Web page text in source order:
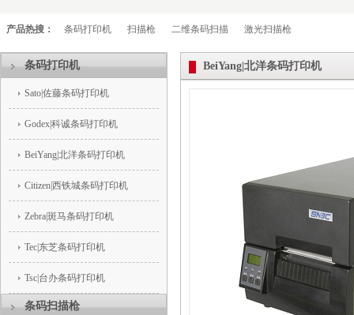
产品热搜： 条码打印机 扫描枪 二维条码扫描 激光扫描枪
条码打印机
Sato|佐藤条码打印机
Godex|科诚条码打印机
BeiYang|北洋条码打印机
Citizen|西铁城条码打印机
Zebra|斑马条码打印机
Tec|东芝条码打印机
Tsc|台办条码打印机
条码扫描枪
BeiYang|北洋条码打印机